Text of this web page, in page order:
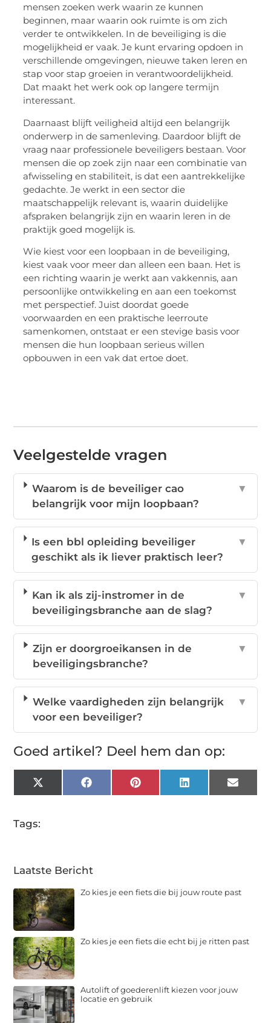
mensen zoeken werk waarin ze kunnen
beginnen, maar waarin ook ruimte is om zich
verder te ontwikkelen. In de beveiliging is die
mogelijkheid er vaak. Je kunt ervaring opdoen in
verschillende omgevingen, nieuwe taken leren en
stap voor stap groeien in verantwoordelijkheid.
Dat maakt het werk ook op langere termijn
interessant.
Daarnaast blijft veiligheid altijd een belangrijk
onderwerp in de samenleving. Daardoor blijft de
vraag naar professionele beveiligers bestaan. Voor
mensen die op zoek zijn naar een combinatie van
afwisseling en stabiliteit, is dat een aantrekkelijke
gedachte. Je werkt in een sector die
maatschappelijk relevant is, waarin duidelijke
afspraken belangrijk zijn en waarin leren in de
praktijk goed mogelijk is.
Wie kiest voor een loopbaan in de beveiliging,
kiest vaak voor meer dan alleen een baan. Het is
een richting waarin je werkt aan vakkennis, aan
persoonlijke ontwikkeling en aan een toekomst
met perspectief. Juist doordat goede
voorwaarden en een praktische leerroute
samenkomen, ontstaat er een stevige basis voor
mensen die hun loopbaan serieus willen
opbouwen in een vak dat ertoe doet.
Veelgestelde vragen
Waarom is de beveiliger cao
belangrijk voor mijn loopbaan?
▼
Is een bbl opleiding beveiliger
geschikt als ik liever praktisch leer?
▼
Kan ik als zij-instromer in de
beveiligingsbranche aan de slag?
▼
Zijn er doorgroeikansen in de
beveiligingsbranche?
▼
Welke vaardigheden zijn belangrijk
voor een beveiliger?
▼
Goed artikel? Deel hem dan op:
X
(Twitter)
FacebookPinterestLinkedInEmail
Tags:
Laatste Bericht
Zo kies je een fiets die bij jouw route past
Zo kies je een fiets die echt bij je ritten past
Autolift of goederenlift kiezen voor jouw
locatie en gebruik